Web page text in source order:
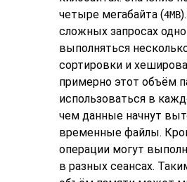
четыре мегабайта (4MB
сложных запросах
выполняться
сортировки и
примерно этот объём
использоваться в
чем данные начнут
временные файлы.
операции могут
в разных сеансах.